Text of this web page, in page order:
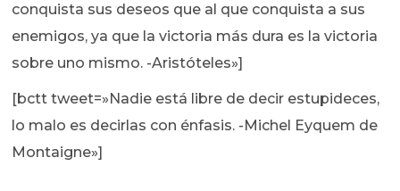
conquista sus deseos que al que conquista a sus
enemigos, ya que la victoria más dura es la victoria
sobre uno mismo. -Aristóteles»]
[bctt tweet=»Nadie está libre de decir estupideces,
lo malo es decirlas con énfasis. -Michel Eyquem de
Montaigne»]